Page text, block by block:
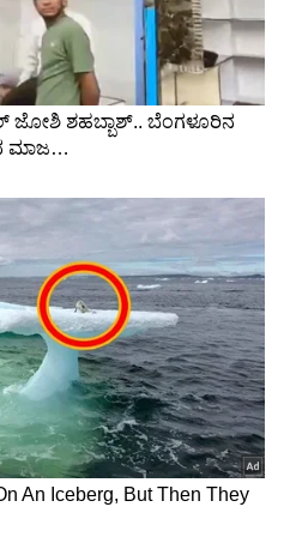
ಬಗ್ಗೆ ಹೇಳಬೇಕೆ?
ಸಂಗಾತಿಯೊಂದಿಗೆ (life
ಪ್ರಾರಂಭಿಸುವ ಮೊದಲು,
ಅವರಿಗೆ ಹೇಳಬೇಕು. ಇದು
ಪಾರದರ್ಶಕತೆಯ
ಇದು ಮದುವೆಯಂತಹ